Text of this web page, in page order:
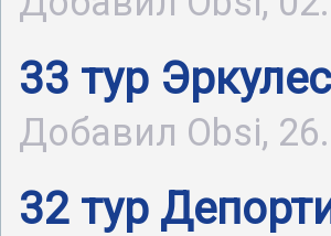
33 тур
Добавил Obsi,
32 тур